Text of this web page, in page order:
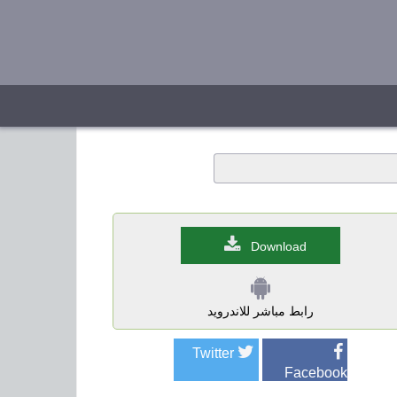
Download
رابط مباشر للاندرويد
Facebook
Twitter